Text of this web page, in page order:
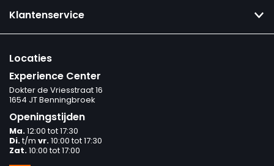
Klantenservice
Locaties
Experience Center
Dokter de Vriesstraat 16
1654 JT Benningbroek
Openingstijden
Ma.12:00 tot 17:30
Di.t/m vr.10:00 tot 17:30
Zat.10:00 tot 17:00